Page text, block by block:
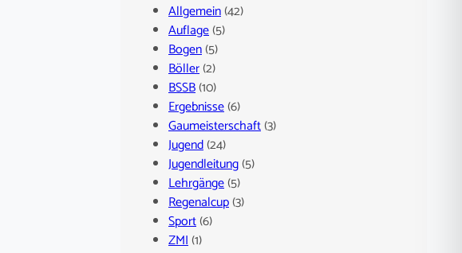
Allgemein(42)
Auflage(5)
Bogen(5)
Böller(2)
BSSB(10)
Ergebnisse(6)
Gaumeisterschaft(3)
Jugend(24)
Jugendleitung(5)
Lehrgänge(5)
Regenalcup(3)
Sport(6)
ZMI(1)